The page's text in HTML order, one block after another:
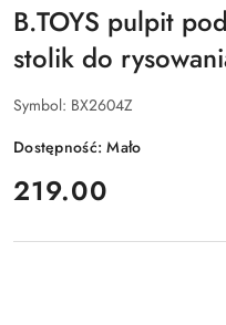
B.TOYS pulpit
stolik do
Symbol: BX2604Z
Dostępność:Mało
cena:
219.00